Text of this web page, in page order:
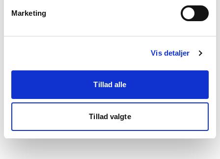
Marketing
Vis detaljer
Tillad alle
Tillad valgte